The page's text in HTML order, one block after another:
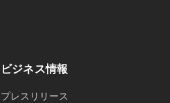
ビジネス情報
プレスリリース